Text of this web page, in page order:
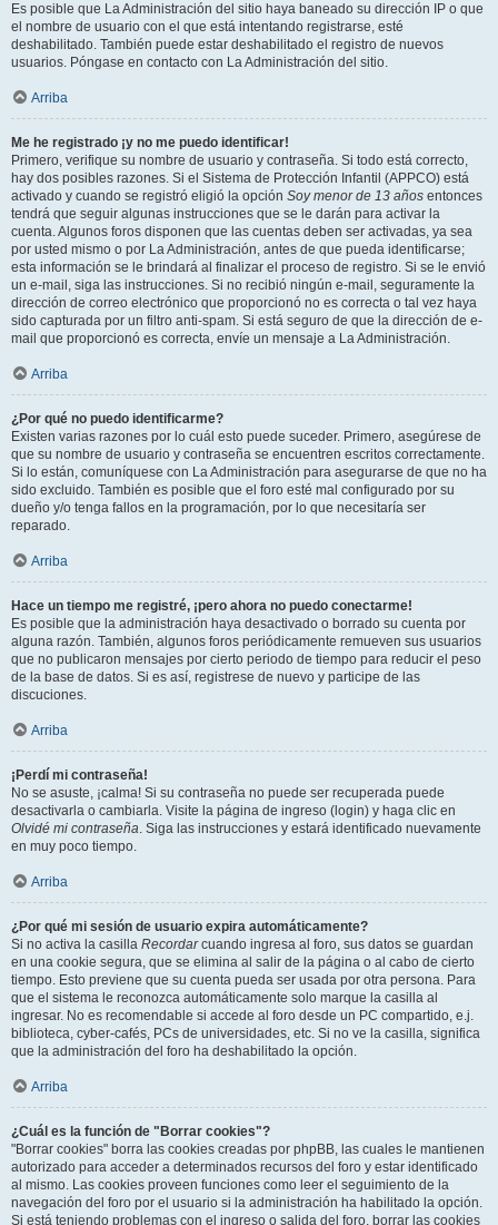
Es posible que La Administración del sitio haya baneado su dirección IP o que
el nombre de usuario con el que está intentando registrarse, esté
deshabilitado. También puede estar deshabilitado el registro de nuevos
usuarios. Póngase en contacto con La Administración del sitio.
Arriba
Me he registrado ¡y no me puedo identificar!
Primero, verifique su nombre de usuario y contraseña. Si todo está correcto,
hay dos posibles razones. Si el Sistema de Protección Infantil (APPCO) está
activado y cuando se registró eligió la opción Soy menor de 13 años entonces
tendrá que seguir algunas instrucciones que se le darán para activar la
cuenta. Algunos foros disponen que las cuentas deben ser activadas, ya sea
por usted mismo o por La Administración, antes de que pueda identificarse;
esta información se le brindará al finalizar el proceso de registro. Si se le envió
un e-mail, siga las instrucciones. Si no recibió ningún e-mail, seguramente la
dirección de correo electrónico que proporcionó no es correcta o tal vez haya
sido capturada por un filtro anti-spam. Si está seguro de que la dirección de e-
mail que proporcionó es correcta, envíe un mensaje a La Administración.
Arriba
¿Por qué no puedo identificarme?
Existen varias razones por lo cuál esto puede suceder. Primero, asegúrese de
que su nombre de usuario y contraseña se encuentren escritos correctamente.
Si lo están, comuníquese con La Administración para asegurarse de que no ha
sido excluido. También es posible que el foro esté mal configurado por su
dueño y/o tenga fallos en la programación, por lo que necesitaría ser
reparado.
Arriba
Hace un tiempo me registré, ¡pero ahora no puedo conectarme!
Es posible que la administración haya desactivado o borrado su cuenta por
alguna razón. También, algunos foros periódicamente remueven sus usuarios
que no publicaron mensajes por cierto periodo de tiempo para reducir el peso
de la base de datos. Si es así, registrese de nuevo y participe de las
discuciones.
Arriba
¡Perdí mi contraseña!
No se asuste, ¡calma! Si su contraseña no puede ser recuperada puede
desactivarla o cambiarla. Visite la página de ingreso (login) y haga clic en
Olvidé mi contraseña. Siga las instrucciones y estará identificado nuevamente
en muy poco tiempo.
Arriba
¿Por qué mi sesión de usuario expira automáticamente?
Si no activa la casilla Recordarcuando ingresa al foro, sus datos se guardan
en una cookie segura, que se elimina al salir de la página o al cabo de cierto
tiempo. Esto previene que su cuenta pueda ser usada por otra persona. Para
que el sistema le reconozca automáticamente solo marque la casilla al
ingresar. No es recomendable si accede al foro desde un PC compartido, e.j.
biblioteca, cyber-cafés, PCs de universidades, etc. Si no ve la casilla, significa
que la administración del foro ha deshabilitado la opción.
Arriba
¿Cuál es la función de "Borrar cookies"?
"Borrar cookies" borra las cookies creadas por phpBB, las cuales le mantienen
autorizado para acceder a determinados recursos del foro y estar identificado
al mismo. Las cookies proveen funciones como leer el seguimiento de la
navegación del foro por el usuario si la administración ha habilitado la opción.
Si está teniendo problemas con el ingreso o salida del foro, borrar las cookies